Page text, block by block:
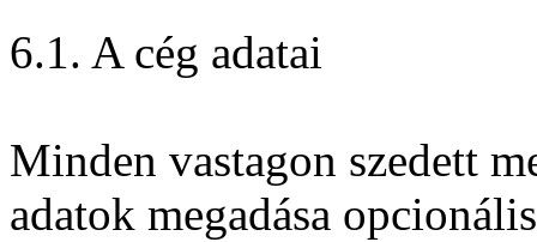
6.1. A cég adatai
Minden vastagon szedett
adatok megadása